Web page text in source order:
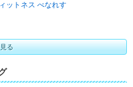
ットネス べなれす
る